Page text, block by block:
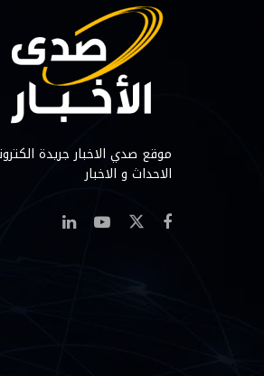
موقع صدي الاخبار جريدة
الاحداث و الاخبار